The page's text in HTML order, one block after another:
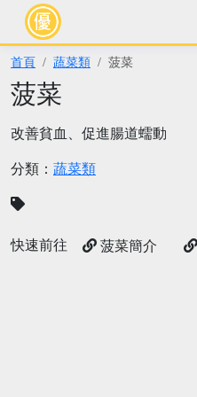
首頁 蔬菜類 菠菜
菠菜
改善貧血、促進腸道蠕動
分類： 蔬菜類
快速前往 菠菜簡介